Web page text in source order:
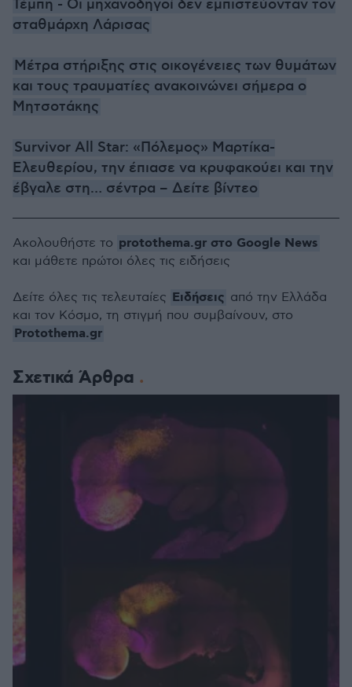
Τέμπη - Οι μηχανοδηγοί δεν εμπιστεύονταν τον
σταθμάρχη Λάρισας
Μέτρα στήριξης στις οικογένειες των θυμάτων
και τους τραυματίες ανακοινώνει σήμερα ο
Μητσοτάκης
Survivor All Star: «Πόλεμος» Μαρτίκα-
Ελευθερίου, την έπιασε να κρυφακούει και την
έβγαλε στη… σέντρα – Δείτε βίντεο
Σχετικά Άρθρα
Ακολουθήστε το protothema.gr στο Google News
και μάθετε πρώτοι όλες τις ειδήσεις
Δείτε όλες τις τελευταίες Ειδήσεις από την Ελλάδα
και τον Κόσμο, τη στιγμή που συμβαίνουν, στο
Protothema.gr